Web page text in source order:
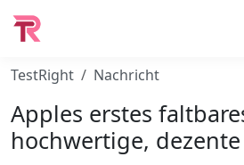
TestRight Nachricht
Apples erstes
hochwertige,